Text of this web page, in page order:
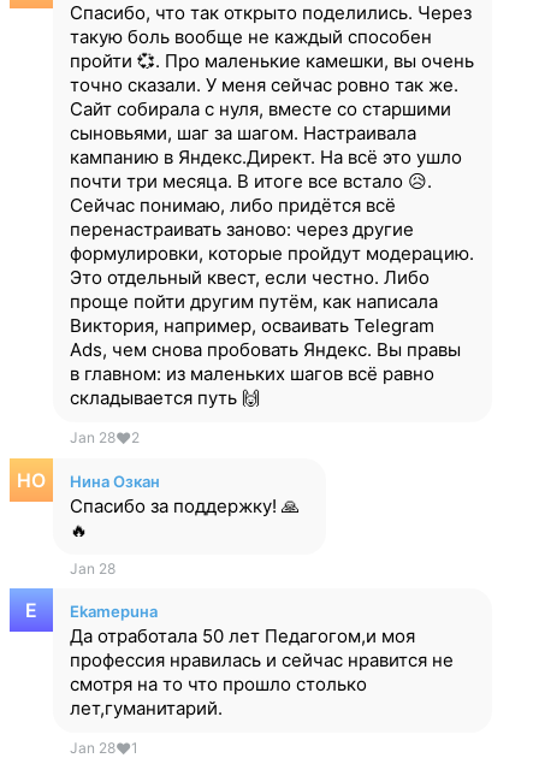
Спасибо, что так открыто поделились. Через
такую боль вообще не каждый способен
пройти 💞. Про маленькие камешки, вы очень
точно сказали. У меня сейчас ровно так же.
Сайт собирала с нуля, вместе со старшими
сыновьями, шаг за шагом. Настраивала
кампанию в Яндекс.Директ. На всё это ушло
почти три месяца. В итоге все встало 😥.
Сейчас понимаю, либо придётся всё
перенастраивать заново: через другие
формулировки, которые пройдут модерацию.
Это отдельный квест, если честно. Либо
проще пойти другим путём, как написала
Виктория, например, осваивать Telegram
Ads, чем снова пробовать Яндекс. Вы правы
в главном: из маленьких шагов всё равно
складывается путь 🙌
Jan 28❤2
Нина Озкан
Спасибо за поддержку! 🙏
🔥
Jan 28
Ekamepuна
Да отработала 50 лет Педагогом,и моя
профессия нравилась и сейчас нравится не
смотря на то что прошло столько
лет,гуманитарий.
Jan 28❤1